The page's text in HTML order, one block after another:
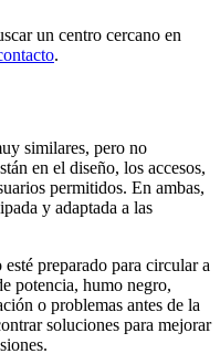
un centro cercano en
.
similares, pero no
en el diseño, los accesos,
permitidos. En ambas,
y adaptada a las
preparado para circular a
potencia, humo negro,
o problemas antes de la
soluciones para mejorar